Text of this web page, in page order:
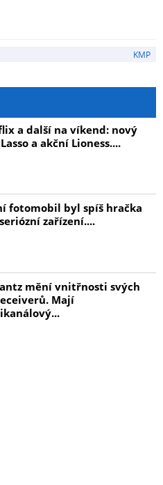
KMP
a další na víkend: nový
a akční Lioness....
fotomobil byl spíš hračka
zařízení....
mění vnitřnosti svých
Mají